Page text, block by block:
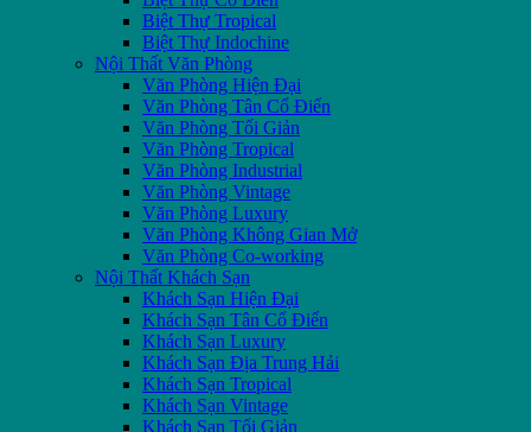
Biệt Thự Tropical
Biệt Thự Indochine
Nội Thất Văn Phòng
Văn Phòng Hiện Đại
Văn Phòng Tân Cổ Điển
Văn Phòng Tối Giản
Văn Phòng Tropical
Văn Phòng Industrial
Văn Phòng Vintage
Văn Phòng Luxury
Văn Phòng Không Gian Mở
Văn Phòng Co-working
Nội Thất Khách Sạn
Khách Sạn Hiện Đại
Khách Sạn Tân Cổ Điển
Khách Sạn Luxury
Khách Sạn Địa Trung Hải
Khách Sạn Tropical
Khách Sạn Vintage
Khách Sạn Tối Giản